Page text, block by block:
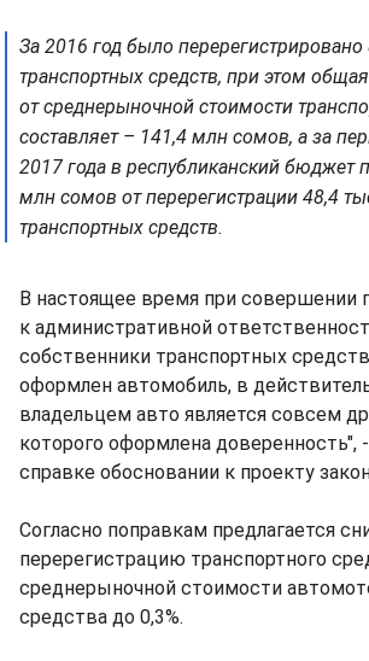
За 2016 год было
транспортных средств, при этом
от среднерыночной стоимости
составляет – 141,4 млн сомов, а за
2017 года в республиканский бюджет
млн сомов от перерегистрации 48,4
транспортных средств.
В настоящее время при совершении
к административной
собственники транспортных
оформлен автомобиль, в
владельцем авто является совсем
которого оформлена доверенность",
справке обосновании к проекту
Согласно поправкам предлагается
перерегистрацию транспортного
среднерыночной стоимости
средства до 0,3%.